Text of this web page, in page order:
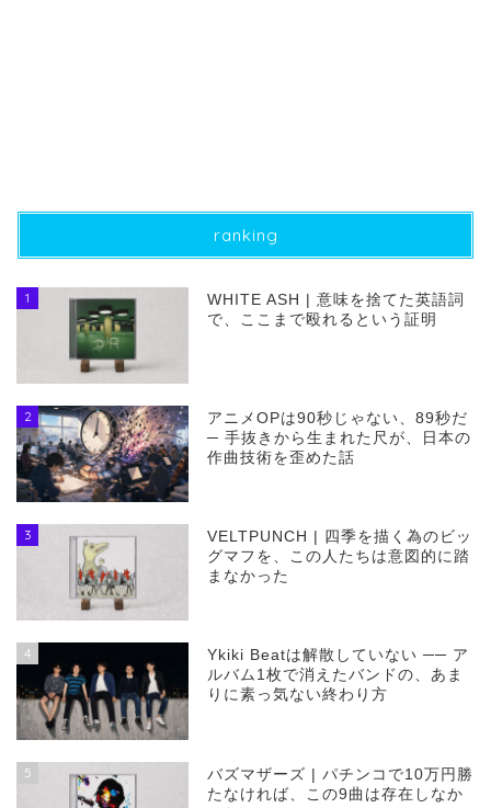
ranking
1
WHITE ASH | 意味を捨てた英語詞
で、ここまで殴れるという証明
2
アニメOPは90秒じゃない、89秒だ
─ 手抜きから生まれた尺が、日本の
作曲技術を歪めた話
3
VELTPUNCH | 四季を描く為のビッ
グマフを、この人たちは意図的に踏
まなかった
4
Ykiki Beatは解散していない ── ア
ルバム1枚で消えたバンドの、あま
りに素っ気ない終わり方
5
バズマザーズ | パチンコで10万円勝
たなければ、この9曲は存在しなか